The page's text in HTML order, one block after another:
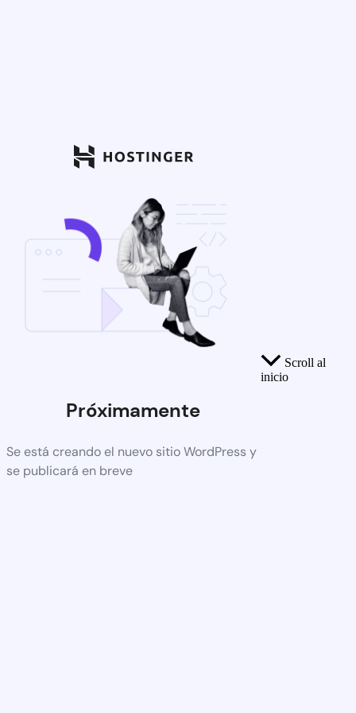
Próximamente
Se está creando el nuevo sitio WordPress y
se publicará en breve
Scroll al
inicio